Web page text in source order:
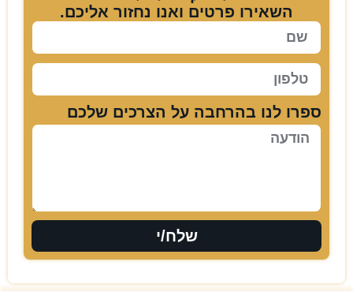
השאירו פרטים ואנו נחזור אליכם.
ספרו לנו בהרחבה על הצרכים שלכם
שלח/י